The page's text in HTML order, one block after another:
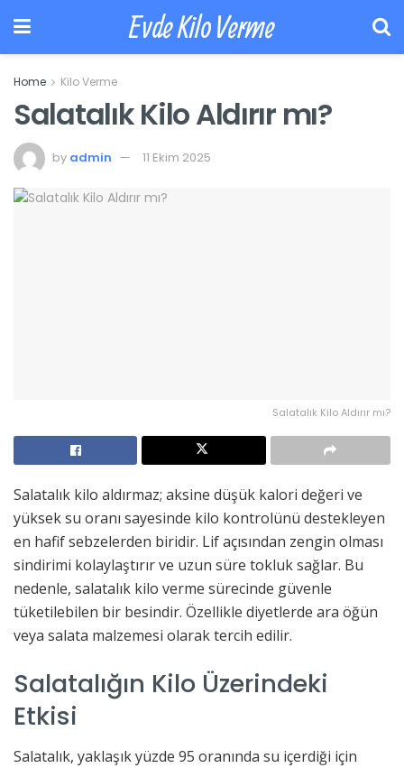
Evde Kilo Verme
Home Kilo Verme
Salatalık Kilo Aldırır mı?
by admin 11 Ekim 2025
Salatalık Kilo Aldırır mı?
Salatalık kilo aldırmaz; aksine düşük kalori değeri ve
yüksek su oranı sayesinde kilo kontrolünü destekleyen
en hafif sebzelerden biridir. Lif açısından zengin olması
sindirimi kolaylaştırır ve uzun süre tokluk sağlar. Bu
nedenle, salatalık kilo verme sürecinde güvenle
tüketilebilen bir besindir. Özellikle diyetlerde ara öğün
veya salata malzemesi olarak tercih edilir.
Salatalığın Kilo Üzerindeki
Etkisi
Salatalık, yaklaşık yüzde 95 oranında su içerdiği için